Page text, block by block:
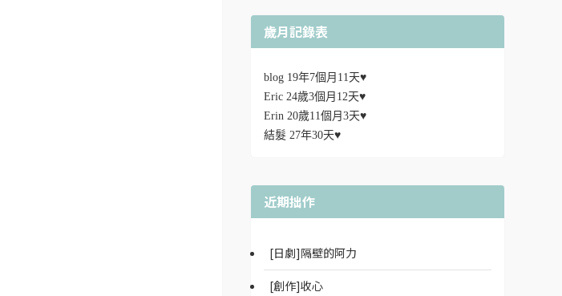
歲月記錄表
blog 19年7個月11天♥
Eric 24歲3個月12天♥
Erin 20歲11個月3天♥
結髮 27年30天♥
近期拙作
[日劇]隔壁的阿力
[創作]收心